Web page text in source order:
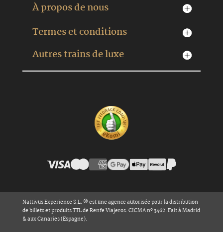
À propos de nous
Termes et conditions
Autres trains de luxe
Nattivus Experience S.L. ® est une agence autorisée pour la distribution
de billets et produits TTL de Renfe Viajeros. CICMA nº 3462. Fait à Madrid
& aux Canaries (Espagne).